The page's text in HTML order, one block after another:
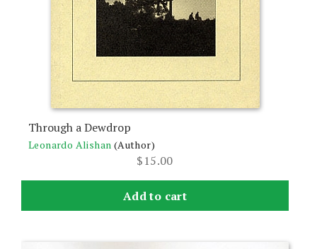
Through a Dewdrop
Leonardo Alishan (Author)
$15.00
Add to cart